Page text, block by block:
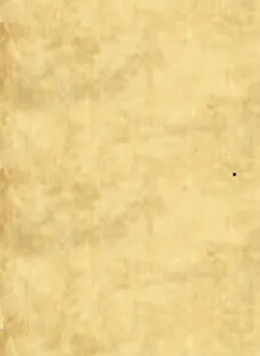
•